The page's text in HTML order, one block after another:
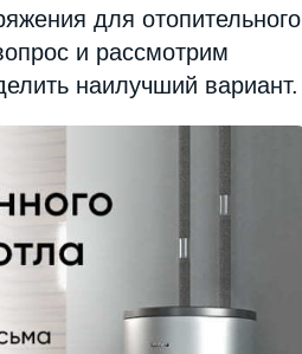
для отопительного
и рассмотрим
наилучший вариант.